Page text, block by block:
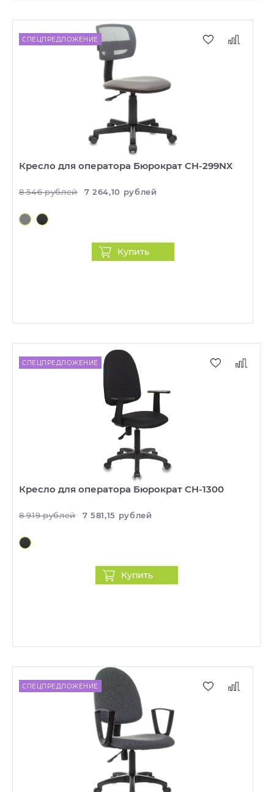
СПЕЦПРЕДЛОЖЕНИЕ
Кресло для оператора Бюрократ CH-299NX
8 546 рублей 7 264,10 рублей
Купить
СПЕЦПРЕДЛОЖЕНИЕ
Кресло для оператора Бюрократ CH-1300
8 919 рублей 7 581,15 рублей
Купить
СПЕЦПРЕДЛОЖЕНИЕ